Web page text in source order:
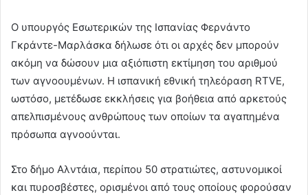
Ο υπουργός Εσωτερικών της Ισπανίας Φερνάντο
Γκράντε-Μαρλάσκα δήλωσε ότι οι αρχές δεν μπορούν
ακόμη να δώσουν μια αξιόπιστη εκτίμηση του αριθμού
των αγνοουμένων. Η ισπανική εθνική τηλεόραση RTVE,
ωστόσο, μετέδωσε εκκλήσεις για βοήθεια από αρκετούς
απελπισμένους ανθρώπους των οποίων τα αγαπημένα
πρόσωπα αγνοούνται.
Στο δήμο Αλντάια, περίπου 50 στρατιώτες, αστυνομικοί
και πυροσβέστες, ορισμένοι από τους οποίους φορούσαν